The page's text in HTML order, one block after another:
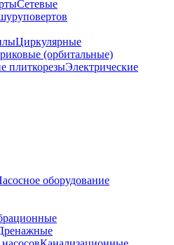
Сетевые
Циркулярные
(орбитальные)
плиткорезыЭлектрические